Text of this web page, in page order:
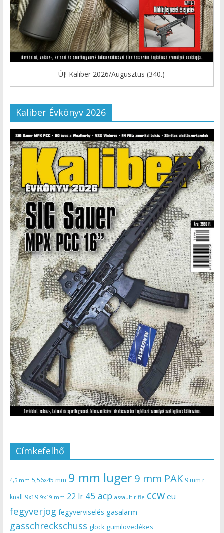
ÚJ! Kaliber 2026/Augusztus (340.)
Kaliber Évkönyv 2026
Címkefelhő
4,5 mm 5,56x45 mm 9 mm luger9 mm PAK 9 mm r
knall 9x19 9x19 mm 22 lr 45 acp assault rifle ccw eu
fegyverjog fegyverviselés gasalarm
gasschreckschuss glock gumilövedékes